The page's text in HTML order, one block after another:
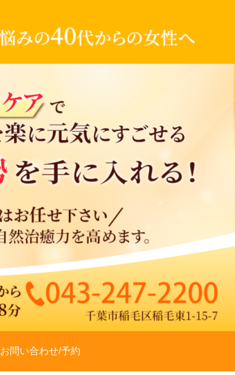
お問い合わせ/予約